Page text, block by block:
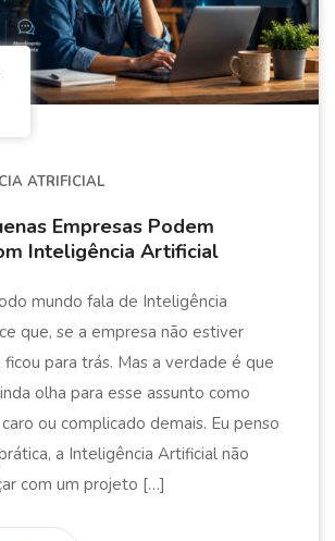
ATRIFICIAL
Empresas Podem
Inteligência Artificial
mundo fala de Inteligência
que, se a empresa não estiver
ficou para trás. Mas a verdade é que
olha para esse assunto como
ou complicado demais. Eu penso
a Inteligência Artificial não
com um projeto […]